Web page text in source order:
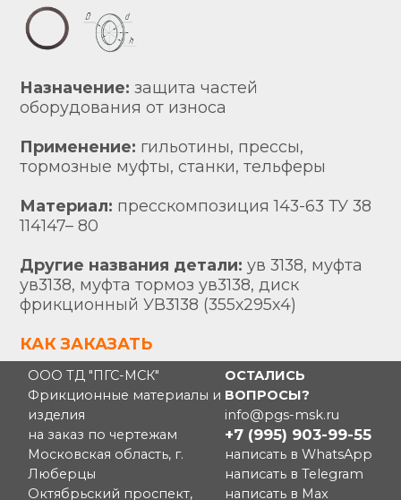
Назначение: защита частей
оборудования от износа
Применение: гильотины, прессы,
тормозные муфты, станки, тельферы
Материал: пресскoмпoзиция 143-63 ТУ 38
114147– 80
Другие названия детали: ув 3138, муфта
ув3138, муфта тормоз ув3138, диск
фрикционный УВ3138 (355х295х4)
КАК ЗАКАЗАТЬ
ООО ТД "ПГС-МСК"
Фрикционные материалы и
изделия
на заказ по чертежам
Московская область, г.
Люберцы
Октябрьский проспект,
ОСТАЛИСЬ
ВОПРОСЫ?
info@pgs-msk.ru
+7 (995) 903-99-55
написать в WhatsApp
написать в Telegram
написать в Max